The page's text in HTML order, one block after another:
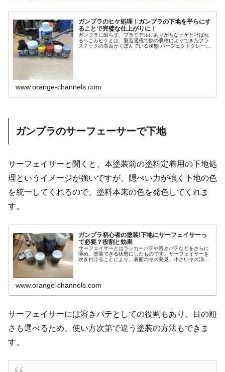
ガンプラのヒケ処理！ガンプラの下地を平らにす
ることで完璧な仕上がりに！
ガンプラに限らず、プラモデルにありがちなヒケと呼ばれ
るへこみヒケとは、製造過程で熱の収縮によりできたプラ
スチックの表面がくぼんでいる状態 パーフェクトグレード
www.orange-channels.com
ガンプラのサーフェーサーで下地
サーフェイサーと聞くと、本塗装前の塗料定着用の下地処
理というイメージが強いですが、隠ぺい力が強く下地の色
を統一してくれるので、塗料本来の色を発色してくれま
す。
ガンプラ初心者の塗装!下地にサーフェイサーっ
て必要？役割と効果
サーフェイサーとはラッカーパテや溶きパテなどをさらに
薄め、塗装できる状態にしたものです。サーフェイサーを
吹き付けることにより、表面のキズ発見、小さいキズ消
www.orange-channels.com
サーフェイサーには溶きパテとしての役割もあり、目の粗
さも選べるため、使い方次第で違う塗装の方法もできま
す。